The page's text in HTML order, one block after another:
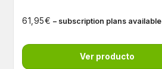
61,95€ – subscription plans available
Ver producto